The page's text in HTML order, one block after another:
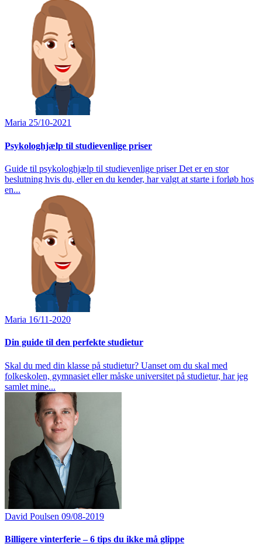
Maria 25/10-2021
Psykologhjælp til studievenlige priser
Guide til psykologhjælp til studievenlige priser Det er en stor
beslutning hvis du, eller en du kender, har valgt at starte i forløb hos
en...
Maria 16/11-2020
Din guide til den perfekte studietur
Skal du med din klasse på studietur? Uanset om du skal med
folkeskolen, gymnasiet eller måske universitet på studietur, har jeg
samlet mine...
David Poulsen 09/08-2019
Billigere vinterferie – 6 tips du ikke må glippe